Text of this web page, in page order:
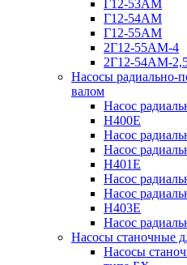
Г12-53АМ
Г12-54АМ
Г12-55АМ
2Г12-55АМ-4
2Г12-54АМ-
Насосы радиально-
валом
Насос
Н400Е
Насос
Насос
Н401Е
Насос
Насос
Н403Е
Насос
Насосы станочные
Насосы